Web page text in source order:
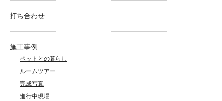
打ち合わせ
施工事例
ペットとの暮らし
ルームツアー
完成写真
進行中現場